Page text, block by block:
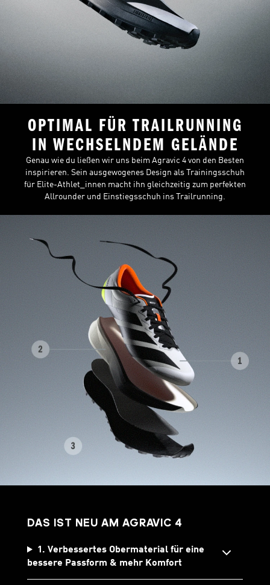
OPTIMAL FÜR TRAILRUNNING
IN WECHSELNDEM GELÄNDE
Genau wie du ließen wir uns beim Agravic 4 von den Besten
inspirieren. Sein ausgewogenes Design als Trainingsschuh
für Elite-Athlet_innen macht ihn gleichzeitig zum perfekten
Allrounder und Einstiegsschuh ins Trailrunning.
DAS IST NEU AM AGRAVIC 4
1. Verbessertes Obermaterial für eine
bessere Passform & mehr Komfort